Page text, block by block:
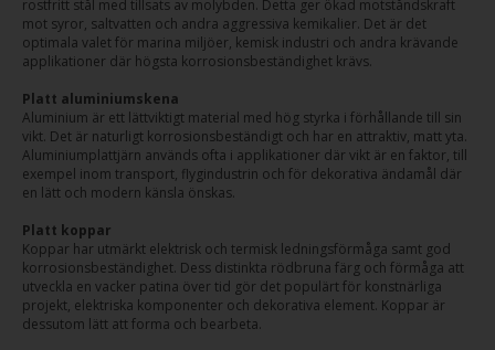
rostfritt stål med tillsats av molybden. Detta ger ökad motståndskraft
mot syror, saltvatten och andra aggressiva kemikalier. Det är det
optimala valet för marina miljöer, kemisk industri och andra krävande
applikationer där högsta korrosionsbeständighet krävs.
Platt aluminiumskena
Aluminium är ett lättviktigt material med hög styrka i förhållande till sin
vikt. Det är naturligt korrosionsbeständigt och har en attraktiv, matt yta.
Aluminiumplattjärn används ofta i applikationer där vikt är en faktor, till
exempel inom transport, flygindustrin och för dekorativa ändamål där
en lätt och modern känsla önskas.
Platt koppar
Koppar har utmärkt elektrisk och termisk ledningsförmåga samt god
korrosionsbeständighet. Dess distinkta rödbruna färg och förmåga att
utveckla en vacker patina över tid gör det populärt för konstnärliga
projekt, elektriska komponenter och dekorativa element. Koppar är
dessutom lätt att forma och bearbeta.